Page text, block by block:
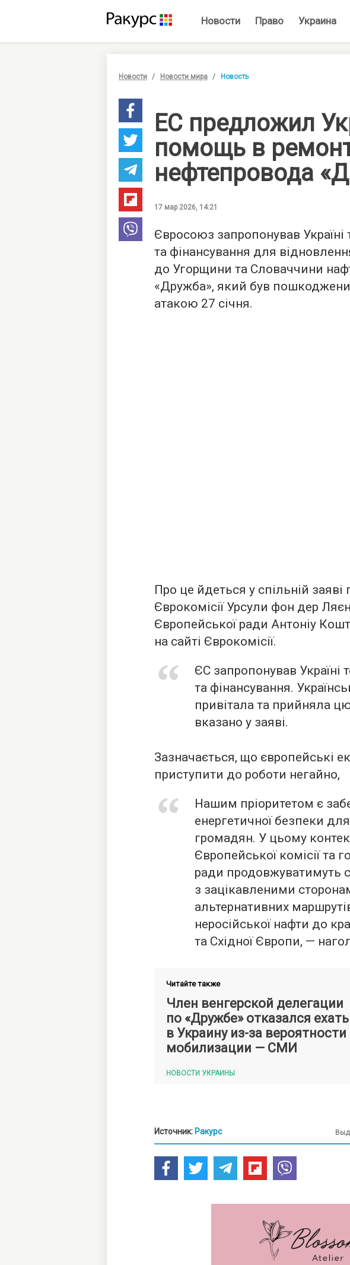
Новости Право Украина
Новости Новости мира Новость
ЕС предложил
помощь в
нефтепровода
17 мар 2026, 14:21
Євросоюз запропонував Україні
та фінансування для
до Угорщини та Словаччини
«Дружба», який був
атакою 27 січня.
Про це йдеться у спільній заяві
Єврокомісії Урсули фон дер
Європейської ради Антоніу
на сайті Єврокомісії.
ЄС запропонував Україні
та фінансування.
привітала та прийняла
вказано у заяві.
Зазначається, що європейські
приступити до роботи негайно,
Нашим пріоритетом є
енергетичної безпеки
громадян. У цьому
Європейської комісії та
ради продовжуватимуть
з зацікавленими
альтернативних
неросійської нафти до
та Східної Європи, —
Читайте также
Член венгерской делегации
по «Дружбе» отказался ехать
в Украину из-за вероятности
мобилизации — СМИ
НОВОСТИ УКРАИНЫ
Источник: Ракурс